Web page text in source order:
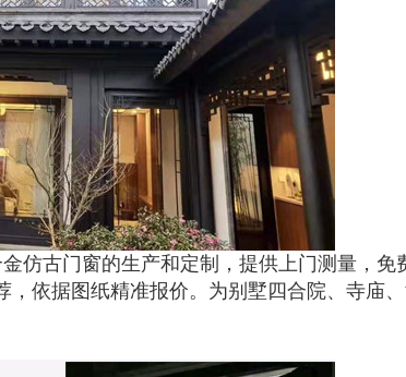
仿古门窗的生产和定制，提供上门测量，免
依据图纸精准报价。为别墅四合院、寺庙